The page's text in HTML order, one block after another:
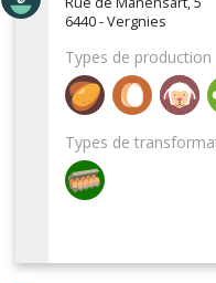
6440 - Vergnies
Types de production
Types de